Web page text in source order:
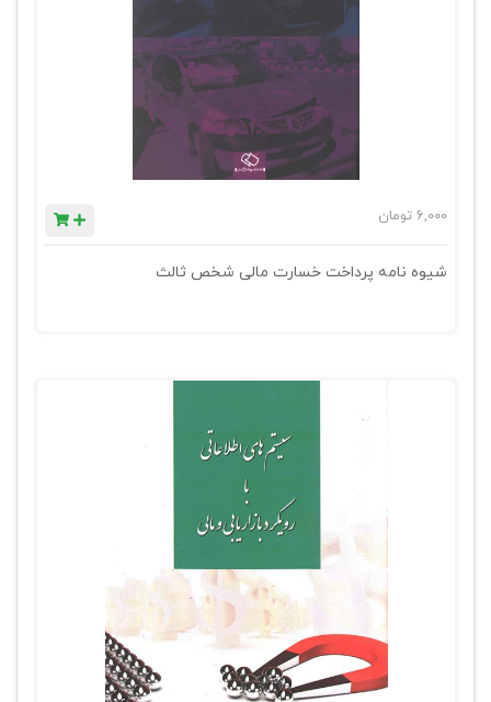
6,000 تومان
شیوه نامه پرداخت خسارت مالی شخص ثالث